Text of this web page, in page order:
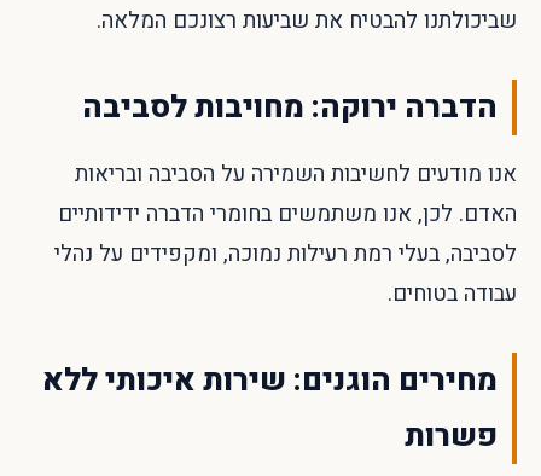
שביכולתנו להבטיח את שביעות רצונכם המלאה.
הדברה ירוקה: מחויבות לסביבה
אנו מודעים לחשיבות השמירה על הסביבה ובריאות
האדם. לכן, אנו משתמשים בחומרי הדברה ידידותיים
לסביבה, בעלי רמת רעילות נמוכה, ומקפידים על נהלי
עבודה בטוחים.
מחירים הוגנים: שירות איכותי ללא
פשרות